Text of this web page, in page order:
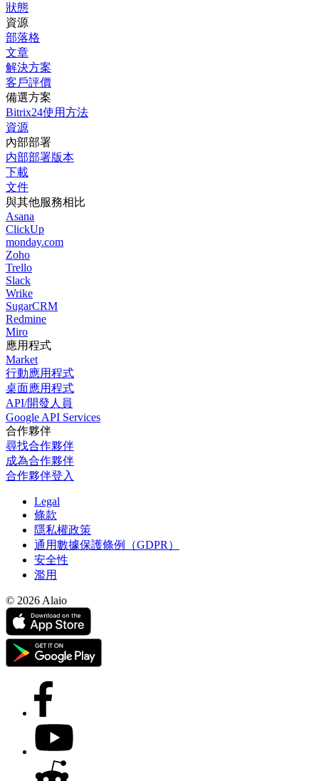
狀態
資源
部落格
文章
解決方案
客戶評價
備選方案
Bitrix24使用方法
資源
內部部署
内部部署版本
下載
文件
與其他服務相比
Asana
ClickUp
monday.com
Zoho
Trello
Slack
Wrike
SugarCRM
Redmine
Miro
應用程式
Market
行動應用程式
桌面應用程式
API/開發人員
Google API Services
合作夥伴
尋找合作夥伴
成為合作夥伴
合作夥伴登入
Legal
條款
隱私權政策
通用數據保護條例（GDPR）
安全性
濫用
© 2026 Alaio